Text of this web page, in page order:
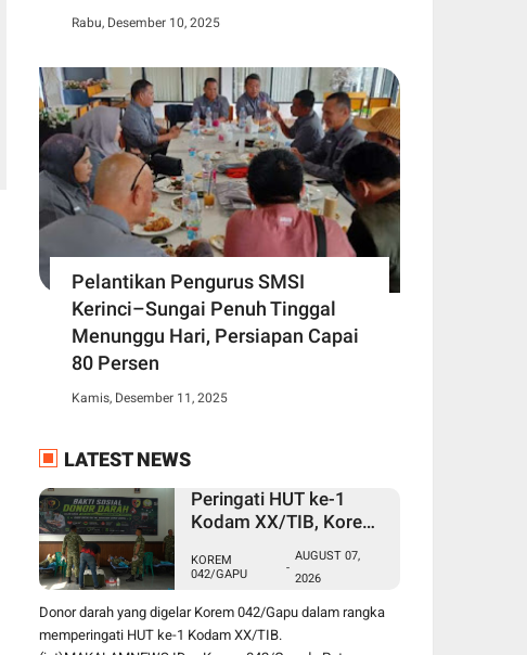
Rabu, Desember 10, 2025
Pelantikan Pengurus SMSI
Kerinci–Sungai Penuh Tinggal
Menunggu Hari, Persiapan Capai
80 Persen
Kamis, Desember 11, 2025
LATEST NEWS
Peringati HUT ke-1
Kodam XX/TIB, Korem
Darah untuk Bantu
Penuhi Kebutuhan
Masyarakat
KOREM
042/GAPU
-
AUGUST 07,
2026
Donor darah yang digelar Korem 042/Gapu dalam rangka
memperingati HUT ke-1 Kodam XX/TIB.